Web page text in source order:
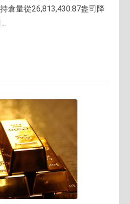
倉量從26,813,430.87盎司降